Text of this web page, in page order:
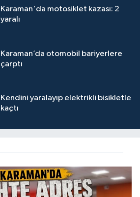
Karaman'da motosiklet kazası: 2
yaralı
Karaman’da otomobil bariyerlere
çarptı
Kendini yaralayıp elektrikli bisikletle
kaçtı